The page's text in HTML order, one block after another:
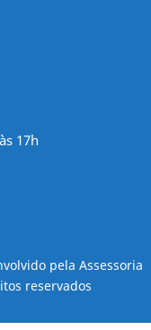
17h
pela Assessoria
reservados